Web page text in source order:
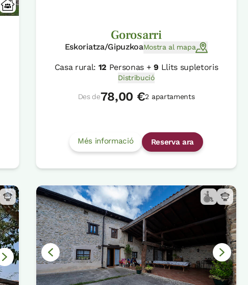
Gorosarri
Eskoriatza/GipuzkoaMostra al mapa
Casa rural: 12 Personas +9 Llits supletoris
Distribució
Des de78,00 €2 apartaments
Més informació Reserva ara